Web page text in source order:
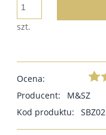
szt.
Ocena:
Producent:
M&SZ
Kod produktu:
SBZ02